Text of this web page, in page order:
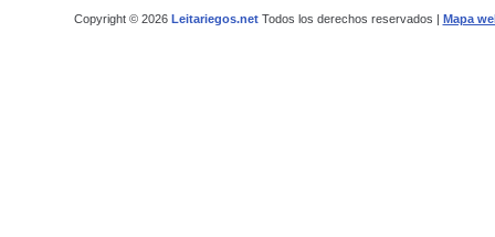
Copyright © 2026 Leitariegos.netTodos los derechos reservados | Mapa